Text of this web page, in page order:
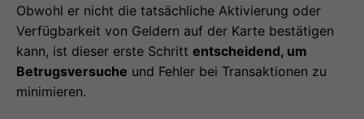
Obwohl er nicht die tatsächliche Aktivierung oder
Verfügbarkeit von Geldern auf der Karte bestätigen
kann, ist dieser erste Schritt entscheidend, um
Betrugsversuche und Fehler bei Transaktionen zu
minimieren.